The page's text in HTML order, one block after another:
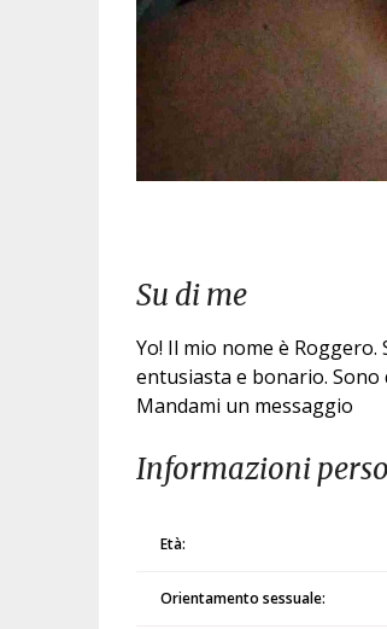
Su di me
Yo! Il mio nome è
entusiasta e bonario.
Mandami un messaggio
Informazioni
Età:
Orientamento sessuale: